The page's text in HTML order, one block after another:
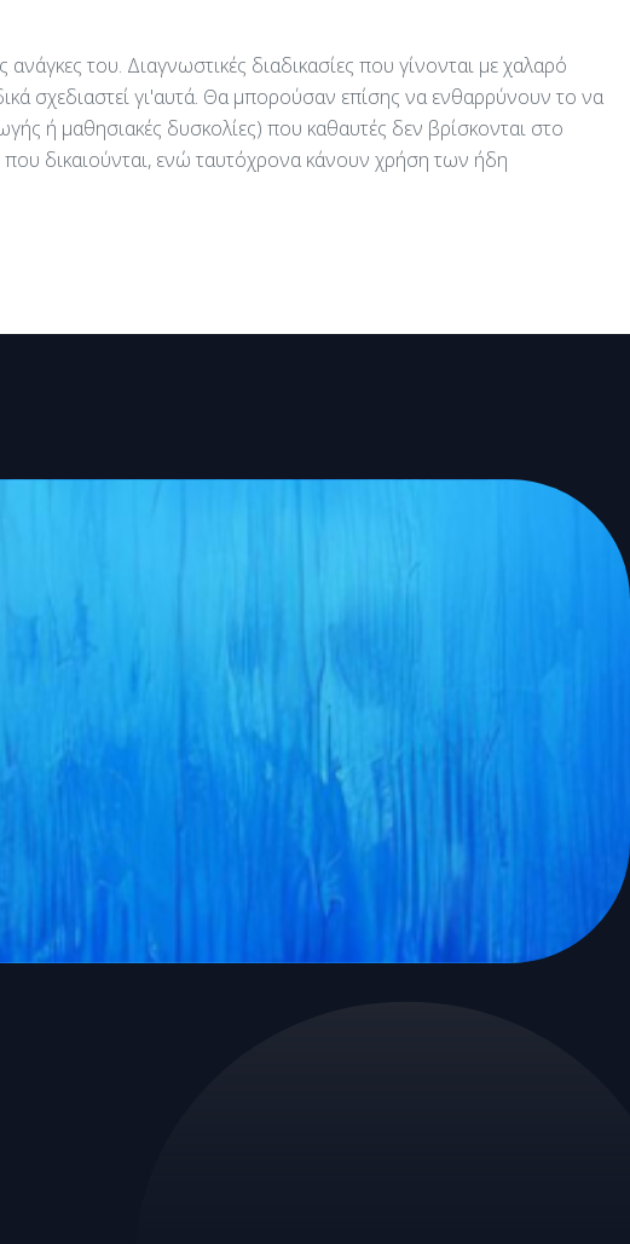
ανάγκες του. Διαγνωστικές διαδικασίες που γίνονται με χαλαρό
σχεδιαστεί γι'αυτά. Θα μπορούσαν επίσης να ενθαρρύνουν το να
ή μαθησιακές δυσκολίες) που καθαυτές δεν βρίσκονται στο
δικαιούνται, ενώ ταυτόχρονα κάνουν χρήση των ήδη